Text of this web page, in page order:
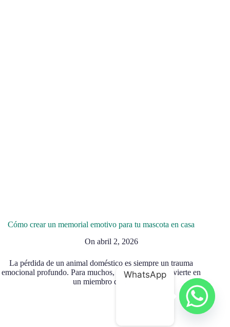
Cómo crear un memorial emotivo para tu mascota en casa
On abril 2, 2026
La pérdida de un animal doméstico es siempre un trauma
emocional profundo. Para muchos, la mascota se convierte en
un miembro de…
WhatsApp